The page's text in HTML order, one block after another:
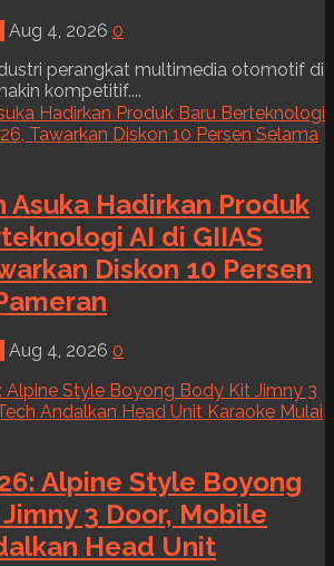
Aug 4, 2026 0
perangkat multimedia otomotif di
kompetitif....
Asuka Hadirkan Produk
AI di GIIAS
Diskon 10 Persen
Aug 4, 2026 0
Alpine Style Boyong
3 Door, Mobile
Head Unit